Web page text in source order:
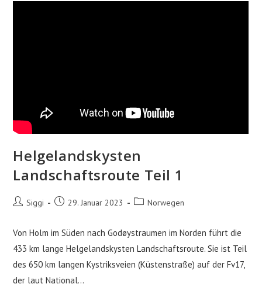
Helgelandskysten
Landschaftsroute Teil 1
Beitrags-
Siggi
Beitrag29. Januar 2023
Beitrags-
Norwegen
Von Holm im Süden nach Godøystraumen im Norden führt die
433 km lange Helgelandskysten Landschaftsroute. Sie ist Teil
des 650 km langen Kystriksveien (Küstenstraße) auf der Fv17,
der laut National…